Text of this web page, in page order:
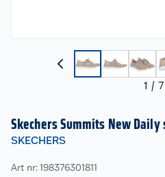
1 / 7
Skechers Summits New
SKECHERS
Art nr: 198376301811